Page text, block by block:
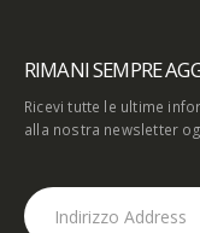
RIMANI SEMPRE
Ricevi tutte le ultime
alla nostra newsletter